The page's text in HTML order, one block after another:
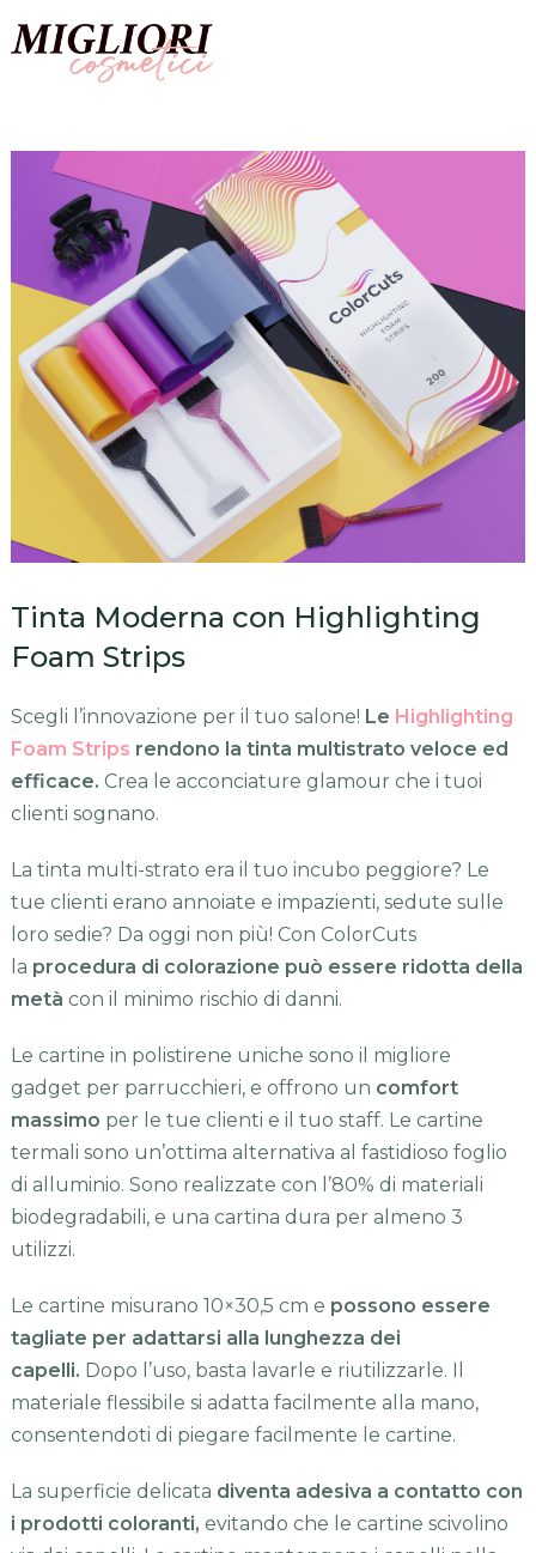
Tinta Moderna con Highlighting
Foam Strips
Scegli l’innovazione per il tuo salone! Le Highlighting
Foam Strips rendono la tinta multistrato veloce ed
efficace. Crea le acconciature glamour che i tuoi
clienti sognano.
La tinta multi-strato era il tuo incubo peggiore? Le
tue clienti erano annoiate e impazienti, sedute sulle
loro sedie? Da oggi non più! Con ColorCuts
la procedura di colorazione può essere ridotta della
metà con il minimo rischio di danni.
Le cartine in polistirene uniche sono il migliore
gadget per parrucchieri, e offrono un comfort
massimo per le tue clienti e il tuo staff. Le cartine
termali sono un’ottima alternativa al fastidioso foglio
di alluminio. Sono realizzate con l’80% di materiali
biodegradabili, e una cartina dura per almeno 3
utilizzi.
Le cartine misurano 10×30,5 cm e possono essere
tagliate per adattarsi alla lunghezza dei
capelli. Dopo l’uso, basta lavarle e riutilizzarle. Il
materiale flessibile si adatta facilmente alla mano,
consentendoti di piegare facilmente le cartine.
La superficie delicata diventa adesiva a contatto con
i prodotti coloranti, evitando che le cartine scivolino